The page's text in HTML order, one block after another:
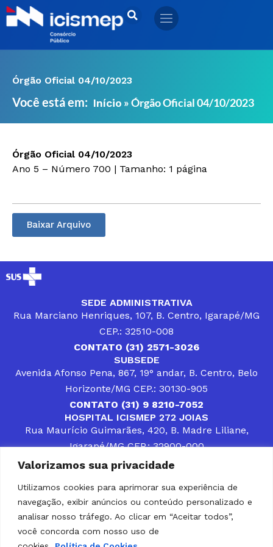
Valorizamos sua privacidade
Utilizamos cookies para aprimorar sua experiência de
navegação, exibir anúncios ou conteúdo personalizado e
analisar nosso tráfego. Ao clicar em “Aceitar todos”,
você concorda com nosso uso de
Ir
para
Órgão Oficial 04/10/2023
Você está em: Início »Órgão Oficial 04/10/2023
Órgão Oficial 04/10/2023
Ano 5 – Número 700 | Tamanho: 1 página
Baixar Arquivo
SEDE ADMINISTRATIVA
Rua Marciano Henriques, 107, B. Centro, Igarapé/MG
CEP.: 32510-008
CONTATO (31) 2571-3026
SUBSEDE
Avenida Afonso Pena, 867, 19° andar, B. Centro, Belo
Horizonte/MG CEP.: 30130-905
CONTATO (31) 9 8210-7052
HOSPITAL ICISMEP 272 JOIAS
Rua Maurício Guimarães, 420, B. Madre Liliane,
Igarapé/MG CEP.: 32900-000
CONTATOS (31) 3512-4400 ou (31) 9 8309-8660
DESENVOLVER SOLUÇÕES, AÇÕES E SERVIÇOS
PÚBLICOS QUE COMPLEMENTEM A ASSISTÊNCIA À
POPULAÇÃO DA REGIÃO EM QUE ATUA, SENDO
PARCEIRO DOS MUNICÍPIOS CONSORCIADOS NA
SOLUÇÃO DE DIFICULDADES ENFRENTADAS POR
GESTORES MUNICIPAIS, É O COMPROMISSO DO
ICISMEP.